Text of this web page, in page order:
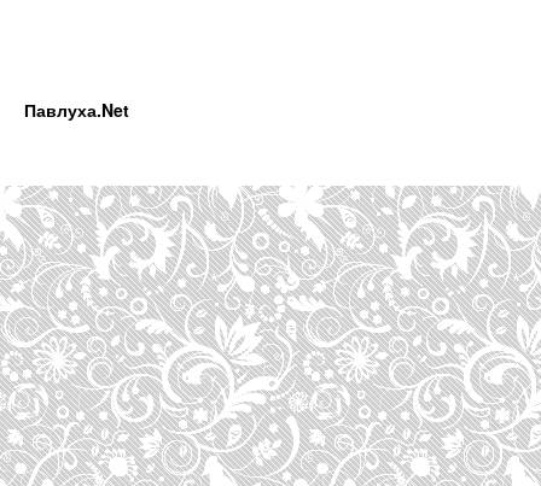
Павлуха.Net